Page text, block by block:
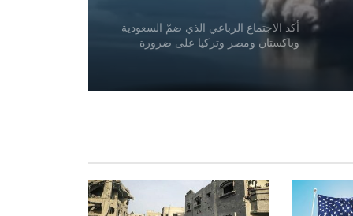
أكد الاجتماع الرباعي الذي ضمّ السعودية
وباكستان ومصر وتركيا على ضرورة